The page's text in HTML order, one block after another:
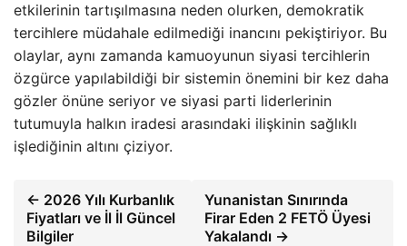
etkilerinin tartışılmasına neden olurken, demokratik
tercihlere müdahale edilmediği inancını pekiştiriyor. Bu
olaylar, aynı zamanda kamuoyunun siyasi tercihlerin
özgürce yapılabildiği bir sistemin önemini bir kez daha
gözler önüne seriyor ve siyasi parti liderlerinin
tutumuyla halkın iradesi arasındaki ilişkinin sağlıklı
işlediğinin altını çiziyor.
← 2026 Yılı Kurbanlık
Fiyatları ve İl İl Güncel
Bilgiler
Yunanistan Sınırında
Firar Eden 2 FETÖ Üyesi
Yakalandı →